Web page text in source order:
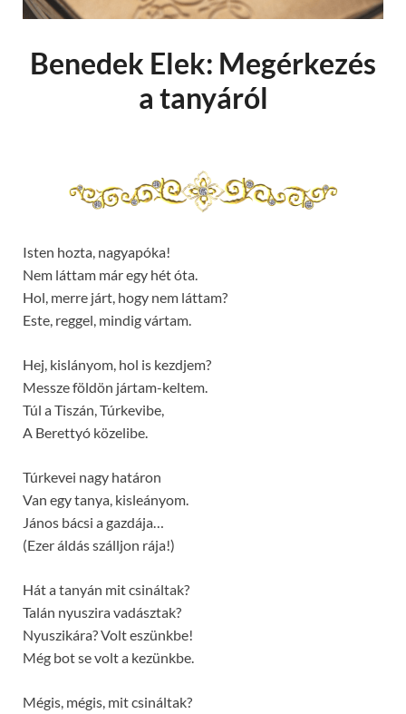
Benedek Elek: Megérkezés
a tanyáról
Isten hozta, nagyapóka!
Nem láttam már egy hét óta.
Hol, merre járt, hogy nem láttam?
Este, reggel, mindig vártam.
Hej, kislányom, hol is kezdjem?
Messze földön jártam-keltem.
Túl a Tiszán, Túrkevibe,
A Berettyó közelibe.
Túrkevei nagy határon
Van egy tanya, kisleányom.
János bácsi a gazdája…
(Ezer áldás szálljon rája!)
Hát a tanyán mit csináltak?
Talán nyuszira vadásztak?
Nyuszikára? Volt eszünkbe!
Még bot se volt a kezünkbe.
Mégis, mégis, mit csináltak?